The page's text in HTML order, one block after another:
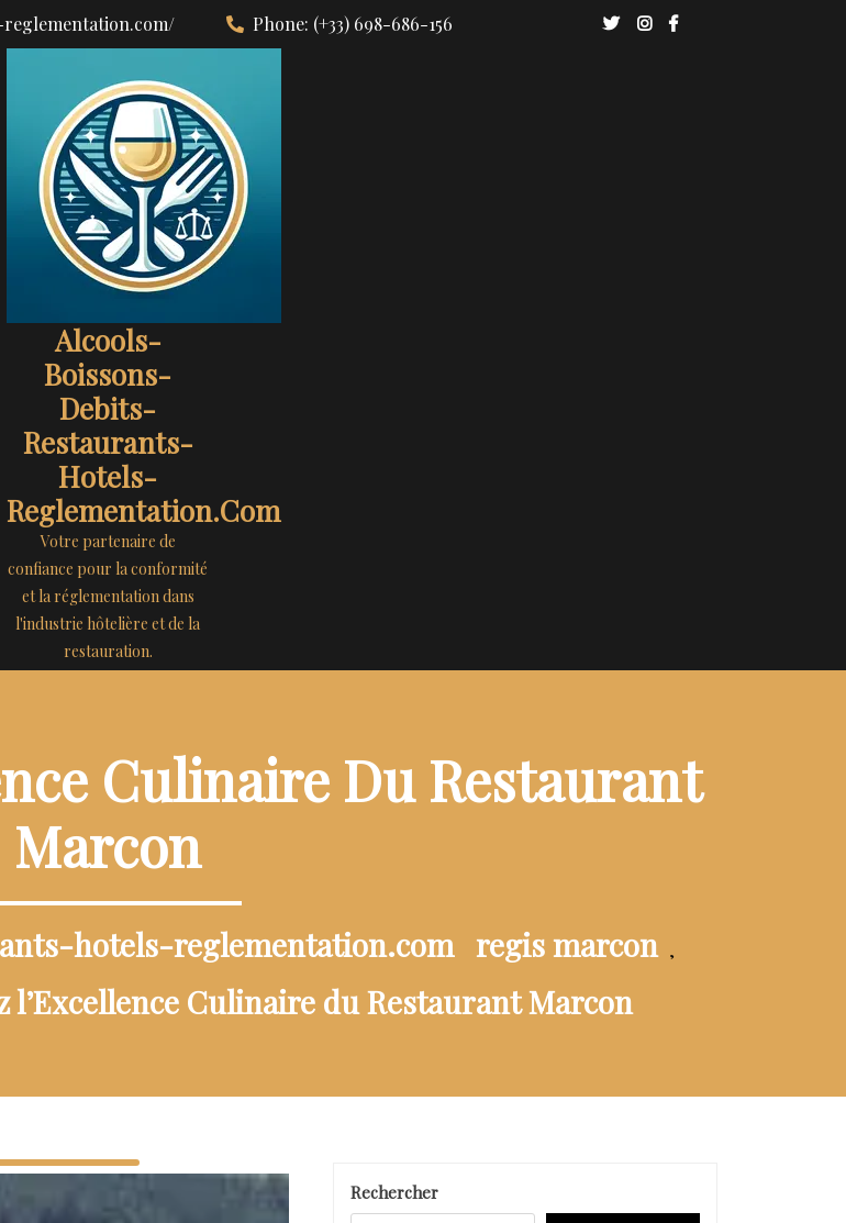
Phone: (+33) 698-686-156
Alcools-
Boissons-
Debits-
Restaurants-
Hotels-
Reglementation.com
Votre partenaire de
confiance pour la conformité
et la réglementation dans
l'industrie hôtelière et de la
restauration.
Culinaire Du Restaurant
Marcon
hotels-reglementation.com regis marcon ,
l’Excellence Culinaire du Restaurant Marcon
Rechercher